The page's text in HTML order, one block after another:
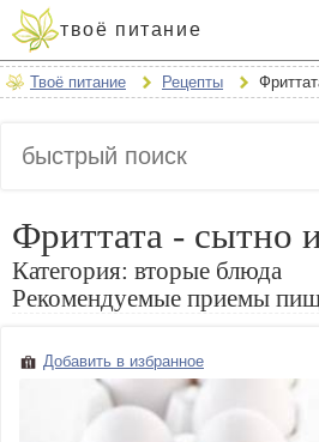
твоё питание
Твоё питание Рецепты
Фриттата - сытно
Категория: вторые блюда
Рекомендуемые приемы
Добавить в избранное